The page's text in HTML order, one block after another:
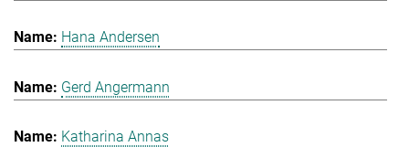
Hana Andersen
Gerd Angermann
Katharina Annas